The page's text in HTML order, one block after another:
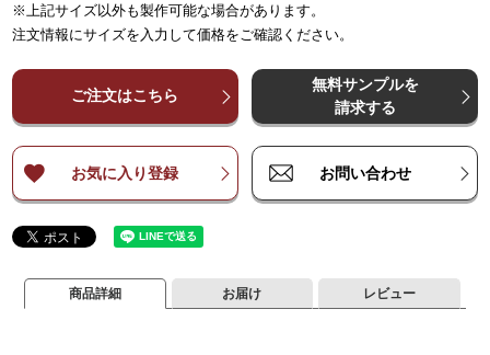
～65 ～ 150 ～225
¥9,200 18,300 27,400 ¥ 36,600 ¥
～125 ～250 ～
¥9,200 18,300 ¥27,400 ¥ 36,600
※上記サイズ以外も製作可能な場合があります。
注文情報にサイズを入力して価格をご確認ください。
ご注文はこちら
無料サンプルを
請求する
お気に入り登録 お問い合わせ
商品詳細 お届け レビュー